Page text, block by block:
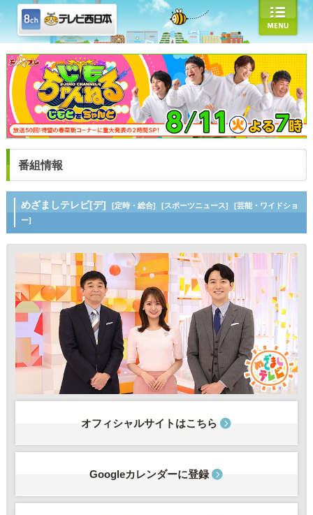
番組情報
めざましテレビ[デ] [定時・総合] [スポーツニュース]
[芸能・ワイドショ
ー]
オフィシャルサイトはこちら
Googleカレンダーに登録